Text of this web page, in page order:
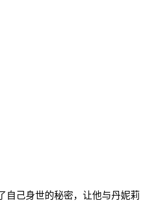
自己身世的秘密，让他与丹妮莉